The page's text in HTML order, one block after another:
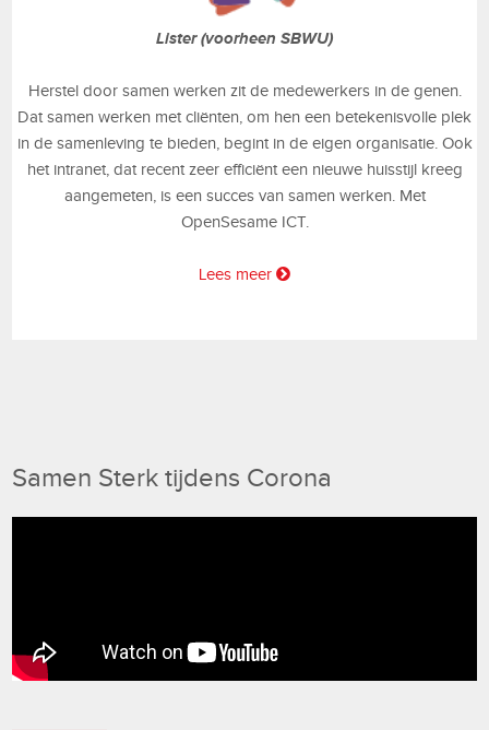
Lister (voorheen SBWU)
Herstel door samen werken zit de medewerkers in de genen.
Dat samen werken met cliënten, om hen een betekenisvolle plek
in de samenleving te bieden, begint in de eigen organisatie. Ook
het intranet, dat recent zeer efficiënt een nieuwe huisstijl kreeg
aangemeten, is een succes van samen werken. Met
OpenSesame ICT.
Lees meer
Samen Sterk tijdens Corona